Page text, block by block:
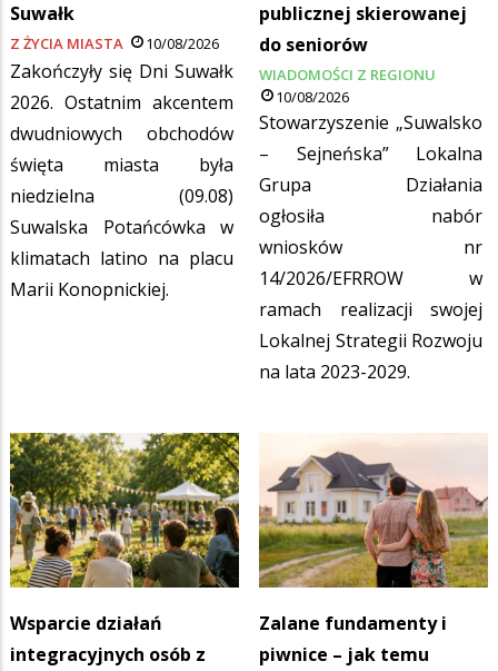
Suwałk
Z ŻYCIA MIASTA 10/08/2026
Zakończyły się Dni Suwałk
2026. Ostatnim akcentem
dwudniowych obchodów
święta miasta była
niedzielna (09.08)
Suwalska Potańcówka w
klimatach latino na placu
Marii Konopnickiej.
publicznej skierowanej
do seniorów
WIADOMOŚCI Z REGIONU
10/08/2026
Stowarzyszenie „Suwalsko
– Sejneńska” Lokalna
Grupa Działania
ogłosiła nabór
wniosków nr
14/2026/EFRROW w
ramach realizacji swojej
Lokalnej Strategii Rozwoju
na lata 2023-2029.
Wsparcie działań
integracyjnych osób z
Zalane fundamenty i
piwnice – jak temu